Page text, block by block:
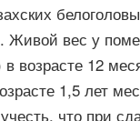
вес у
в возрасте 12
1,5 лет
что при